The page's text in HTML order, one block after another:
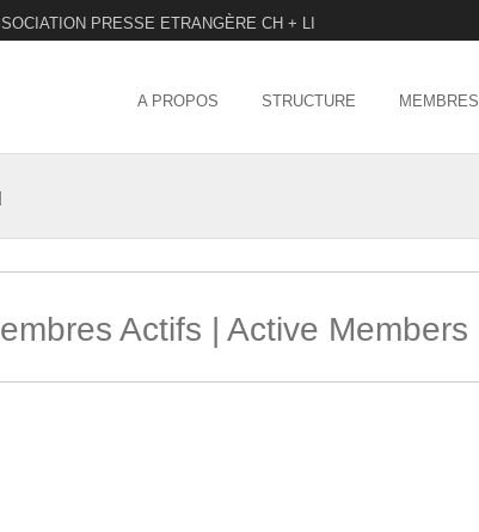
PRESSE ETRANGÈRE CH + LI
Menu
SKIP TO CONTENT
A PROPOS STRUCTURE MEMBRES
Actifs | Active Members